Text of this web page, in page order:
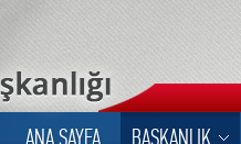
ANA SAYFA BAŞKANLIK